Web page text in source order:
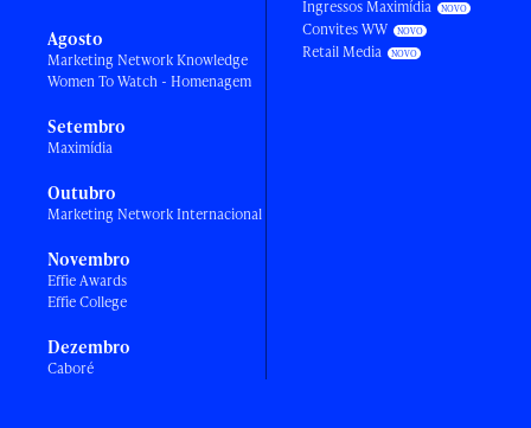
Agosto
Marketing Network Knowledge
Women To Watch - Homenagem
Setembro
Maximídia
Outubro
Marketing Network Internacional
Novembro
Effie Awards
Effie College
Dezembro
Caboré
Ingressos Maximídia
Convites WW
Retail Media